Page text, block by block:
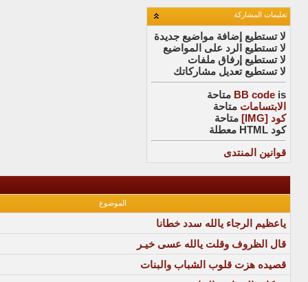
تعليمات المشاركة
لا تستطيع إضافة مواضيع جديدة
لا تستطيع الرد على المواضيع
لا تستطيع إرفاق ملفات
لا تستطيع تعديل مشاركاتك
BB code is
متاحة
الابتسامات متاحة
كود [IMG]
متاحة
كود HTML
معطلة
قوانين المنتدى
الموضوع
ياعظيم الرجاء يالله سدد خطانا
قال الظروف وقلت يالله عسى خيـر
قصيده هزت قلوب الشباب والبنات